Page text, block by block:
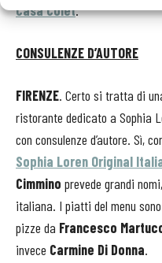
Casa Colet.
CONSULENZE D’AUTORE
FIRENZE. Certo si tratta di
ristorante dedicato a Sophia
con consulenze d’autore. Sì,
Sophia Loren Original
Cimmino prevede grandi
italiana. I piatti del menu
pizze da Francesco
invece Carmine Di Donna.